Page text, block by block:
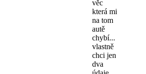
věc
která mi
na tom
autě
chybí...
vlastně
chci jen
dva